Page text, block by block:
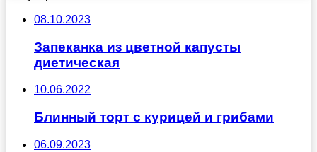
08.10.2023
Запеканка из цветной капусты
диетическая
10.06.2022
Блинный торт с курицей и грибами
06.09.2023